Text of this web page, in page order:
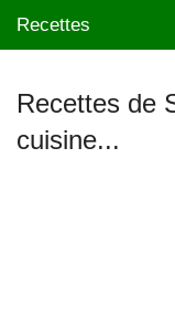
Recettes
Mes blogs préférés
Recettes de
cuisine...